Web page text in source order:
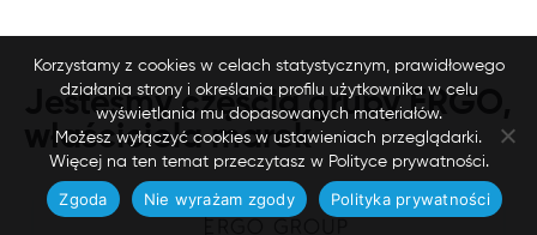
Jesteśmy częścią grupy ERGO,
właścicielamarek
Korzystamy z cookies w celach statystycznym, prawidłowego
działania strony i określania profilu użytkownika w celu
wyświetlania mu dopasowanych materiałów.
Możesz wyłączyć cookies w ustawieniach przeglądarki.
Więcej na ten temat przeczytasz w Polityce prywatności.
Zgoda Nie wyrażam zgody Polityka prywatności